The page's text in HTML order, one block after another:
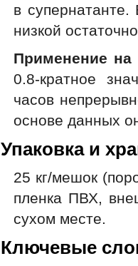
в
низкой
Применение на
0.8-кратное
часов
основе данных
Упаковка и
25 кг/мешок
пленка ПВХ,
сухом месте.
Ключевые